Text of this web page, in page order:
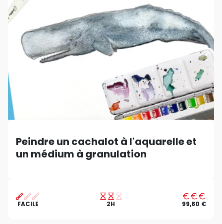
Peindre un cachalot à l'aquarelle et
un médium à granulation
FACILE 2H 99,80 €